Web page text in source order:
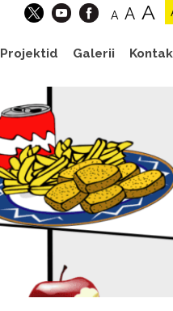
A A A
Projektid Galerii